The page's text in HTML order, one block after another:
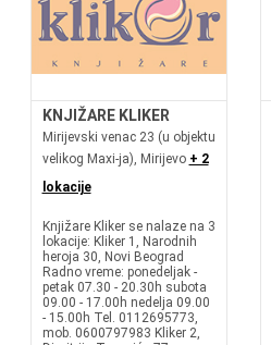
KNJIŽARE KLIKER
Mirijevski venac 23 (u objektu
velikog Maxi-ja), Mirijevo + 2
lokacije
Knjižare Kliker se nalaze na 3
lokacije: Kliker 1, Narodnih
heroja 30, Novi Beograd
Radno vreme: ponedeljak -
petak 07.30 - 20.30h subota
09.00 - 17.00h nedelja 09.00
- 15.00h Tel. 0112695773,
mob. 0600797983 Kliker 2,